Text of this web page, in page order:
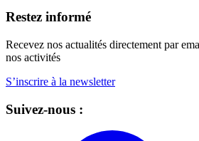
Restez informé
Recevez nos actualités directement par
nos activités
S’inscrire à la newsletter
Suivez-nous :